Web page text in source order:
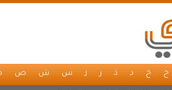
ح خ د ذ ر ز س ش ص